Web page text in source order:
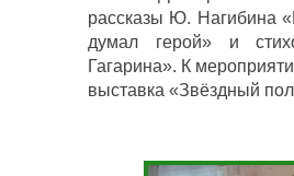
рассказы Ю. Нагибина
думал герой» и
Гагарина». К
выставка «Звёздный